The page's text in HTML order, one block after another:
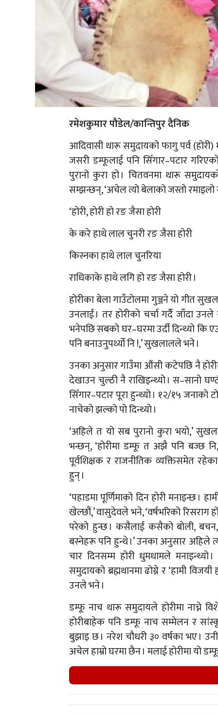
रमेशकुमार पौडेल/कान्तिपुर दैनिक
आदिवासी थारू समुदायको फागु पर्व (होरी)
जसरी डम्फूलाई पनि सिँगार–पटार
पुरानो कुरा हो । चितवनमा थारू
सम्झन्छन्, ‘अचेल त्यो बेलाको जस्तो रमाइलो
‘होरी, होरी हो रङ जैसा होरी
के करे हाथे लाल चुनरी रङ जैसा होरी
किस्नका हाथे लाल चुनरिया
राधिकाके हाथे लगि हो रङ जैसा होरी ।
होरीका बेला गाउँटोलमा गुञ्जने यो गीत
उनलाई । तर होरीको चर्चा गर्दै जाँदा
भनेपछि सबको घर–घरमा उर्दी दिन्थ्यो
पनि बनाउनुपर्थ्यो नि !,’ सुखलालले भने ।
उनका अनुसार गाउँमा औंसी कटेपछि नै
देखाउन चुल्ठी नै राखिइन्थ्यो । स–सानो
सिँगार–पटार पूरा हुन्थ्यो । १२/१५
नाचेको झल्को पो दिन्थ्यो ।
‘अहिले त यो सब पुरानो कुरा भयो,’
भन्छन्, ‘होरीमा डम्फू त अझै पनि बज्छ
पूर्वशिक्षक र राजनीतिक व्यक्तिसमेत
हुन् ।
‘पहाडमा पूर्णिमाको दिन होरी मनाइन्छ ।
खेल्छौं,’ वासुदेवले भने, ‘वर्षभरिको रिसराग
परेको हुन्छ । कसैलाई कसैको बोली, बचन,
बस्नेहरू पनि हुन्थे ।’ उनका अनुसार अहिले
चार दिनसम्म होरी धुमधामले
समुदायको ब्रह्मथानमा ढोग्ने र ‘हामी
उनले भने ।
डम्फू नाच थारू समुदायले होरीमा नाच्ने
होरीबाहेक पनि डम्फू नाच सम्मेलन र
बुझाइ छ । नरेश चौधरी ३० वर्षका भए ।
अचेल हाम्रो घरमा छैन । मलाई होरीमा यो